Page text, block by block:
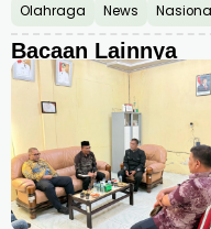
Olahraga
News
Bacaan Lainnya